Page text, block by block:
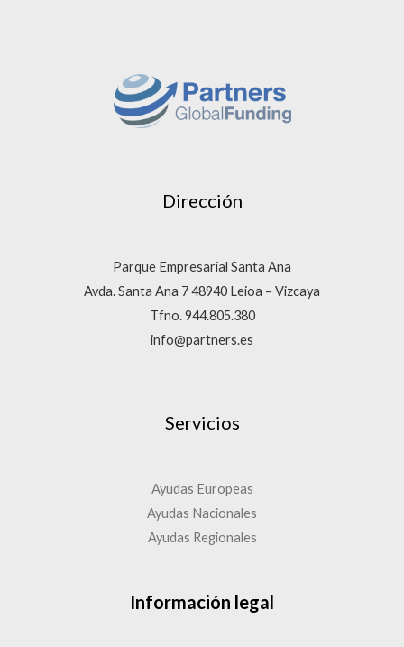
Dirección
Parque Empresarial Santa Ana
Avda. Santa Ana 7 48940 Leioa – Vizcaya
Tfno. 944.805.380
info@partners.es
Servicios
Ayudas Europeas
Ayudas Nacionales
Ayudas Regionales
Información legal